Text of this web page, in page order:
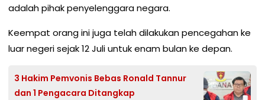
adalah pihak penyelenggara negara.
Keempat orang ini juga telah dilakukan pencegahan ke
luar negeri sejak 12 Juli untuk enam bulan ke depan.
3 Hakim Pemvonis Bebas Ronald Tannur
dan 1 Pengacara Ditangkap